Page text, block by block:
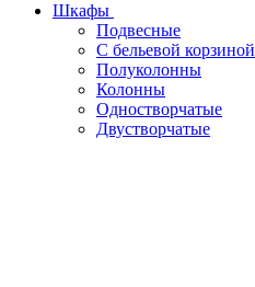
Шкафы
Подвесные
С бельевой корзиной
Полуколонны
Колонны
Одностворчатые
Двустворчатые